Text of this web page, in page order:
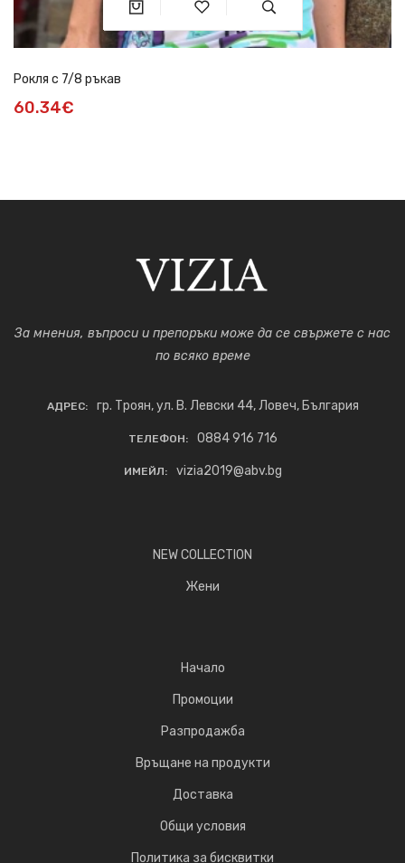
Рокля с 7/8 ръкав
60.34€
За мнения, въпроси и препоръки може да се свържете с нас
по всяко време
АДРЕС: гр. Троян, ул. В. Левски 44, Ловеч, България
ТЕЛЕФОН: 0884 916 716
ИМЕЙЛ: vizia2019@abv.bg
NEW COLLECTION
Жени
Начало
Промоции
Разпродажба
Връщане на продукти
Доставка
Общи условия
Политика за бисквитки